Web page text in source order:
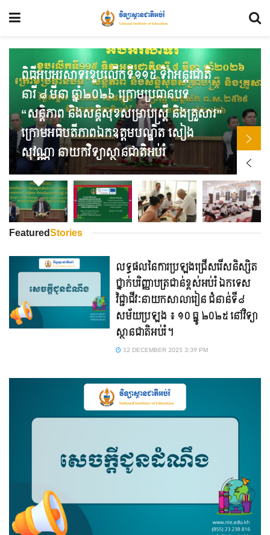
ពិធីអបអរសាទរខួបលើកទី១១៥ ទិវាអន្តរជាតិ
នារី ៨ មីនា ឆ្នាំ២០២៦ ក្រោមប្រធានបទ
“សន្តិភាព និងសន្តិសុខសម្រាប់ស្ត្រី និងគ្រួសារ”
ក្រោមអធិបតីភាពឯកឧត្តមបណ្ឌិត សៀង
សុវណ្ណា នាយកវិទ្យាស្ថានជាតិអប់រំ
FeaturedStories
លទ្ធផលនៃការប្រឡងជ្រើសរើសនិស្សិត
ថ្នាក់បរិញ្ញាបត្រជាន់ខ្ពស់អប់រំ ឯកទេស
វិជ្ជាជីវៈនាយកសាលារៀន ជំនាន់ទី៨
សម័យប្រឡង ៖ ១០ ធ្នូ ២០២៥ នៅវិទ្យា
ស្ថានជាតិអប់រំ។
12 DECEMBER 2025 3:39 PM